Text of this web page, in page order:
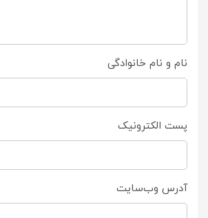
نام و نام خانوادگی
پست الکترونیک
آدرس وب‌سایت